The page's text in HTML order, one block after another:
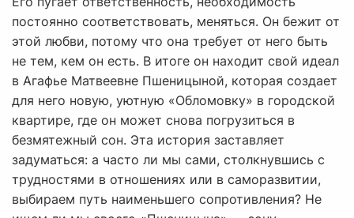
постоянно соответствовать, меняться. Он бежит от
этой любви, потому что она требует от него быть
не тем, кем он есть. В итоге он находит свой идеал
в Агафье Матвеевне Пшеницыной, которая создает
для него новую, уютную «Обломовку» в городской
квартире, где он может снова погрузиться в
безмятежный сон. Эта история заставляет
задуматься: а часто ли мы сами, столкнувшись с
трудностями в отношениях или в саморазвитии,
выбираем путь наименьшего сопротивления? Не